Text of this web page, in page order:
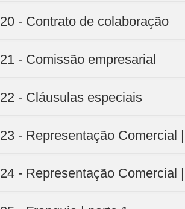
20 - Contrato de colaboração
21 - Comissão empresarial
22 - Cláusulas especiais
23 - Representação Comercial
24 - Representação Comercial